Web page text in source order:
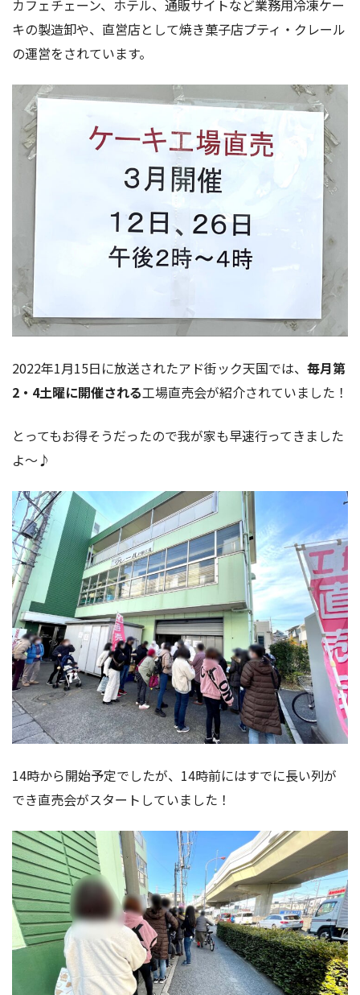
カフェチェーン、ホテル、通販サイトなど業務用冷凍ケー
キの製造卸や、直営店として焼き菓子店プティ・クレール
の運営をされています。
2022年1月15日に放送されたアド街ック天国では、 毎月第
2・4土曜に開催される工場直売会が紹介されていました！
とってもお得そうだったので我が家も早速行ってきました
よ〜♪
14時から開始予定でしたが、14時前にはすでに長い列が
でき直売会がスタートしていました！